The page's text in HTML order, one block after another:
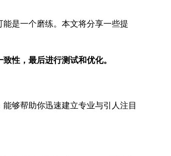
是一个磨练。本文将分享一些提
性，最后进行测试和优化。
够帮助你迅速建立专业与引人注目